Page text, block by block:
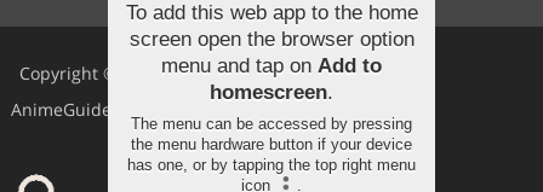
Copyright ©
AnimeGuides
Facebook
Youtube
Twitter
To add this web app to the home
screen open the browser option
menu and tap on Add to
homescreen.
The menu can be accessed by pressing
the menu hardware button if your device
has one, or by tapping the top right menu
icon
.